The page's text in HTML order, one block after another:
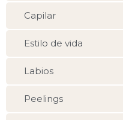
Capilar
Estilo de vida
Labios
Peelings